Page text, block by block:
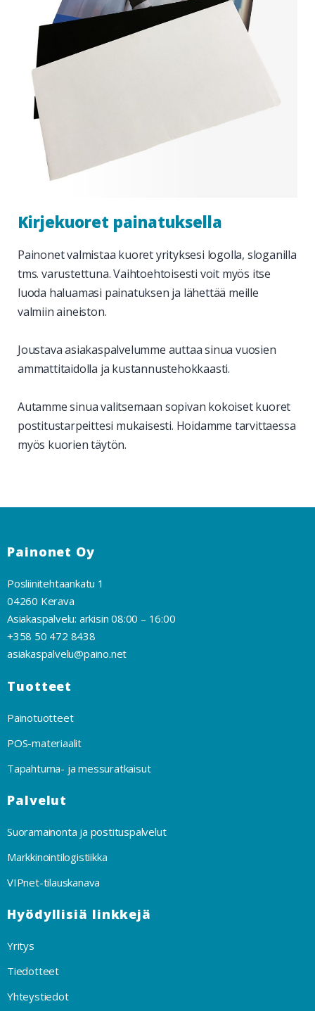
Kirjekuoret painatuksella
Painonet valmistaa kuoret yrityksesi logolla, sloganilla
tms. varustettuna. Vaihtoehtoisesti voit myös itse
luoda haluamasi painatuksen ja lähettää meille
valmiin aineiston.
Joustava asiakaspalvelumme auttaa sinua vuosien
ammattitaidolla ja kustannustehokkaasti.
Autamme sinua valitsemaan sopivan kokoiset kuoret
postitustarpeittesi mukaisesti. Hoidamme tarvittaessa
myös kuorien täytön.
Painonet Oy
Posliinitehtaankatu 1
04260 Kerava
Asiakaspalvelu: arkisin 08:00 – 16:00
+358 50 472 8438
asiakaspalvelu@paino.net
Tuotteet
Painotuotteet
POS-materiaalit
Tapahtuma- ja messuratkaisut
Palvelut
Suoramainonta ja postituspalvelut
Markkinointilogistiikka
VIPnet-tilauskanava
Hyödyllisiä linkkejä
Yritys
Tiedotteet
Yhteystiedot